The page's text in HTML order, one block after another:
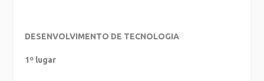
DESENVOLVIMENTO DE TECNOLOGIA
1º lugar